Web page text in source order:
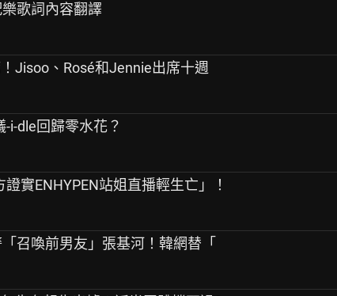
歌詞內容翻譯
Jisoo、Rosé和Jennie出席十週
-i-dle回歸零水花？
證實ENHYPEN站姐直播輕生亡」！
召喚前男友」張基河！韓網替「